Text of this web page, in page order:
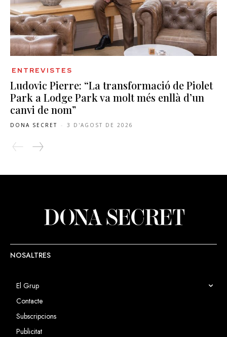
ENTREVISTES
Ludovic Pierre: “La transformació de Piolet
Park a Lodge Park va molt més enllà d’un
canvi de nom”
DONA SECRET - 3 D'AGOST DE 2026
NOSALTRES
El Grup
Contacte
Subscripcions
Publicitat